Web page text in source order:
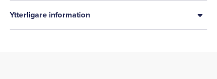
Ytterligare information